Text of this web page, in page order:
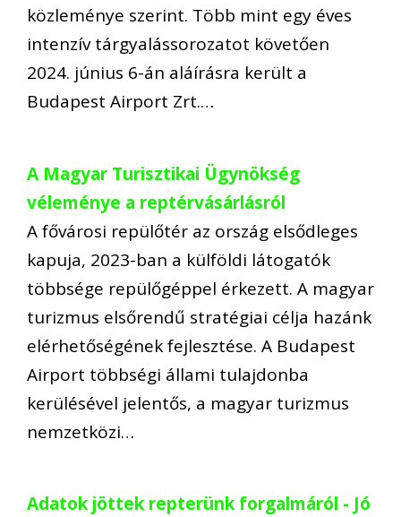
közleménye szerint. Több mint egy éves
intenzív tárgyalássorozatot követően
2024. június 6-án aláírásra került a
Budapest Airport Zrt.…
A Magyar Turisztikai Ügynökség
véleménye a reptérvásárlásról
A fővárosi repülőtér az ország elsődleges
kapuja, 2023-ban a külföldi látogatók
többsége repülőgéppel érkezett. A magyar
turizmus elsőrendű stratégiai célja hazánk
elérhetőségének fejlesztése. A Budapest
Airport többségi állami tulajdonba
kerülésével jelentős, a magyar turizmus
nemzetközi…
Adatok jöttek repterünk forgalmáról - Jó